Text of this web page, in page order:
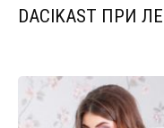
DACIKAST ПРИ